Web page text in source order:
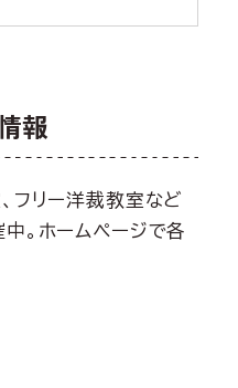
報
フリー洋裁教室など
。ホームページで各